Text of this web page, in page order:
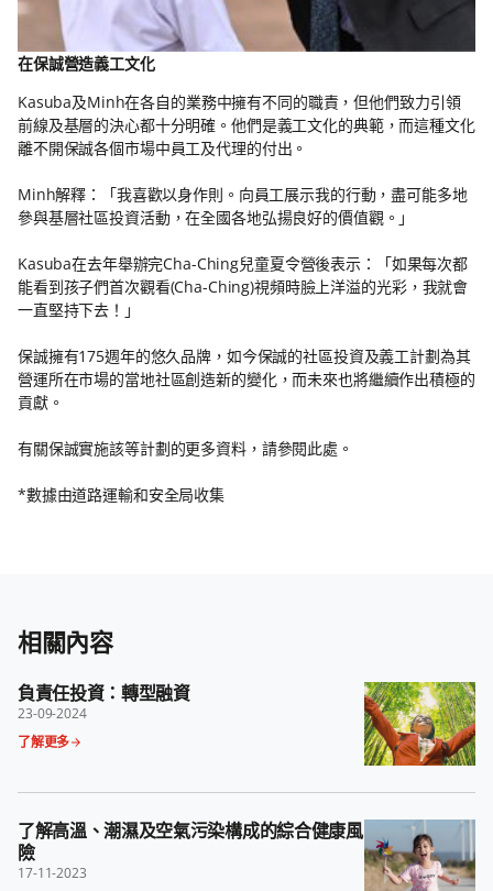
在保誠營造義工文化
Kasuba及Minh在各自的業務中擁有不同的職責，但他們致力引領
前線及基層的決心都十分明確。他們是義工文化的典範，而這種文化
離不開保誠各個市場中員工及代理的付出。
Minh解釋：「我喜歡以身作則。向員工展示我的行動，盡可能多地
參與基層社區投資活動，在全國各地弘揚良好的價值觀。」
Kasuba在去年舉辦完Cha-Ching兒童夏令營後表示：「如果每次都
能看到孩子們首次觀看(Cha-Ching)視頻時臉上洋溢的光彩，我就會
一直堅持下去！」
保誠擁有175週年的悠久品牌，如今保誠的社區投資及義工計劃為其
營運所在市場的當地社區創造新的變化，而未來也將繼續作出積極的
貢獻。
有關保誠實施該等計劃的更多資料，請參閱此處。
*數據由道路運輸和安全局收集
相關內容
負責任投資：轉型融資
23-09-2024
了解更多
了解高溫、潮濕及空氣污染構成的綜合健康風
險
17-11-2023